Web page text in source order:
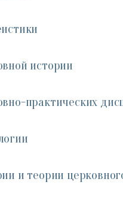
истории
практических
и теории